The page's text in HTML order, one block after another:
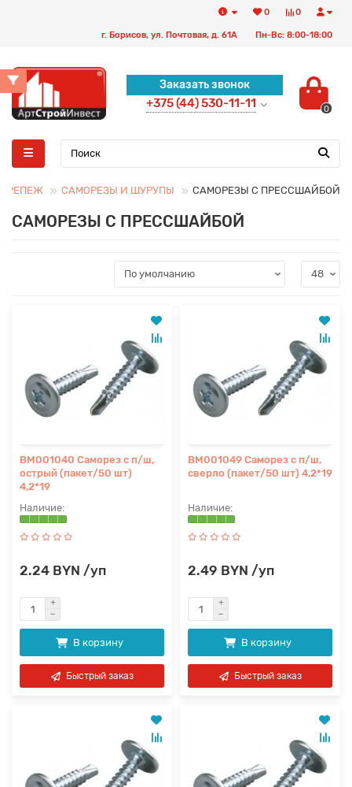
0
0
г. Борисов, ул. Почтовая, д. 61А Пн-Вс: 8:00-18:00
Заказать звонок
+375 (44) 530-11-11 0
САМОРЕЗЫ И ШУРУПЫ САМОРЕЗЫ С ПРЕССШАЙБОЙ
САМОРЕЗЫ С ПРЕССШАЙБОЙ
BM001040 Саморез с п/ш,
острый (пакет/50 шт)
4,2*19
2.24 BYN /уп
В корзину
Быстрый заказ
BM001049 Саморез с п/ш,
сверло (пакет/50 шт) 4,2*19
2.49 BYN /уп
В корзину
Быстрый заказ